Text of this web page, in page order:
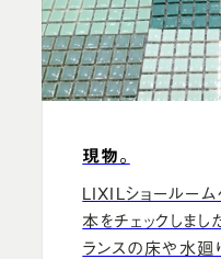
現物。
LIXILショールー
本をチェックしま
ランスの床や水廻